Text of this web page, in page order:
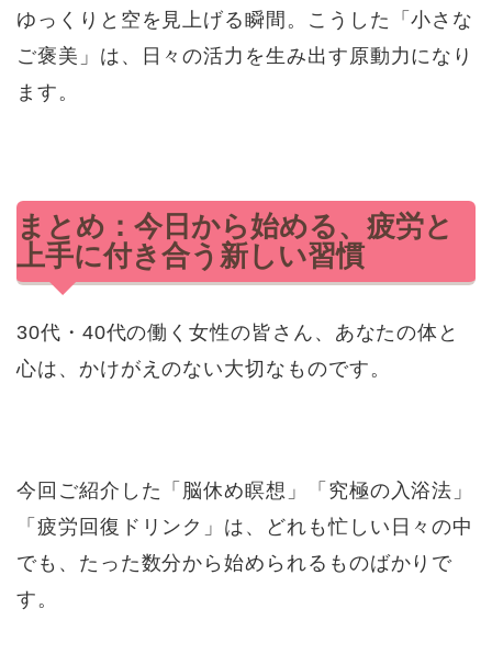
ゆっくりと空を見上げる瞬間。こうした「小さな
ご褒美」は、日々の活力を生み出す原動力になり
ます。
まとめ：今日から始める、疲労と
上手に付き合う新しい習慣
30代・40代の働く女性の皆さん、あなたの体と
心は、かけがえのない大切なものです。
今回ご紹介した「脳休め瞑想」「究極の入浴法」
「疲労回復ドリンク」は、どれも忙しい日々の中
でも、たった数分から始められるものばかりで
す。